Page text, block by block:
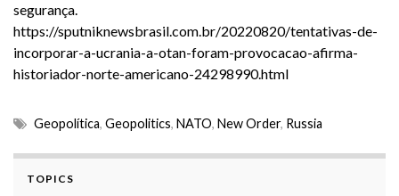
segurança.
https://sputniknewsbrasil.com.br/20220820/tentativas-de-
incorporar-a-ucrania-a-otan-foram-provocacao-afirma-
historiador-norte-americano-24298990.html
Geopolítica, Geopolitics, NATO, New Order, Russia
TOPICS